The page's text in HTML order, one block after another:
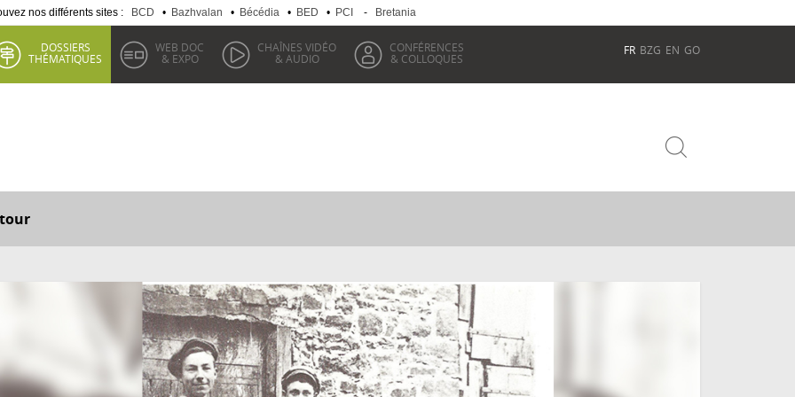
nos différents sites : BCD • Bazhvalan • Bécédia • BED • PCI - Bretania
DOSSIERS
THÉMATIQUES
WEB DOC
& EXPO
CHAÎNES VIDÉO
& AUDIO
CONFÉRENCES
& COLLOQUES
FR BZG EN GO